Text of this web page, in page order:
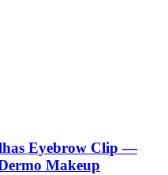
Eyebrow Clip —
Makeup